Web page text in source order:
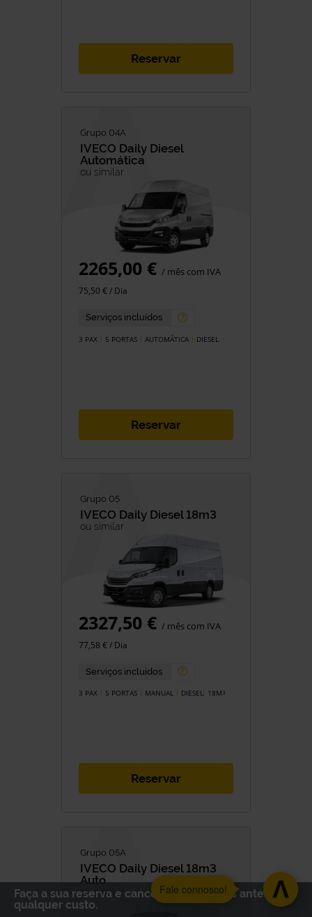
Reservar
Grupo 04A
IVECO Daily Diesel
Automática
ou similar
2265,00 € / mês com IVA
75,50 € / Dia
Serviços incluídos
3 PAX 5 PORTAS AUTOMÁTICA DIESEL
Reservar
Grupo 05
IVECO Daily Diesel 18m3
ou similar
2327,50 € / mês com IVA
77,58 € / Dia
Serviços incluídos
3 PAX 5 PORTAS MANUAL DIESEL 18M3
Reservar
Grupo 05A
IVECO Daily Diesel 18m3
Auto
ou similar
Faça a sua reserva e cancele até 48 horas antes sem
qualquer custo.
Fale connosco!